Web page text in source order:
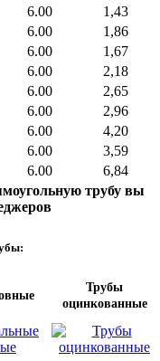
6.00
1,43
6.00
1,86
6.00
1,67
6.00
2,18
6.00
2,65
6.00
2,96
6.00
4,20
6.00
3,59
6.00
6,84
трубу вы
Трубы
оцинкованные